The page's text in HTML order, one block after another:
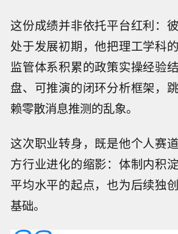
这份成绩并非依托平台红利：
处于发展初期，他把理工学科
监管体系积累的政策实操经验
盘、可推演的闭环分析框架，
赖零散消息推测的乱象。
这次职业转身，既是他个人赛
方行业进化的缩影：体制内积
平均水平的起点，也为后续独
基础。